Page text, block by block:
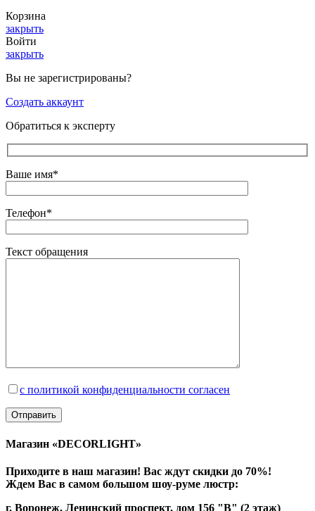
Корзина
закрыть
Войти
закрыть
Вы не зарегистрированы?
Создать аккаунт
Обратиться к эксперту
Ваше имя*
Телефон*
Текст обращения
с политикой конфиденциальности согласен
Магазин «DECORLIGHT»
Приходите в наш магазин! Вас ждут скидки до 70%!
Ждем Вас в самом большом шоу-руме люстр:
г. Воронеж, Ленинский проспект, дом 156 "В" (2 этаж)